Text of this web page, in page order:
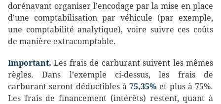
dorénavant organiser l’encodage par la mise en place
d’une comptabilisation par véhicule (par exemple,
une comptabilité analytique), voire suivre ces coûts
de manière extracomptable.
Important. Les frais de carburant suivent les mêmes
règles. Dans l’exemple ci-dessus, les frais de
carburant seront déductibles à 75,35% et plus à 75%.
Les frais de financement (intérêts) restent, quant à